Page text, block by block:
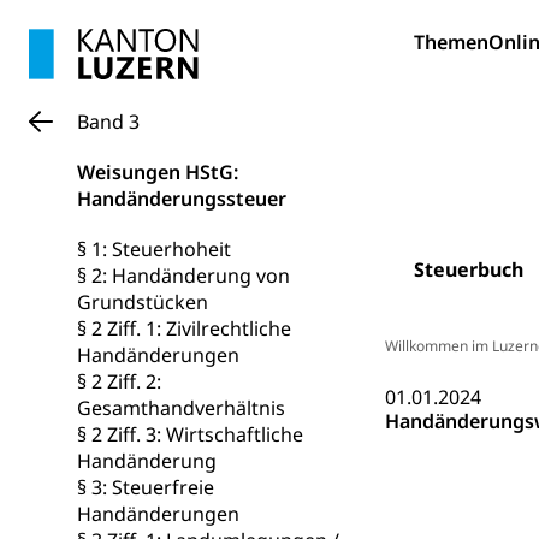
Themen
Steuerbuch
Band 3
Weisungen HStG:
Handänderungssteuer
§ 1: Steuerhoheit
§ 2: Handänderung von
Grundstücken
§ 2 Ziff. 1: Zivilrechtliche
Handänderungen
§ 2 Ziff. 2:
Gesamthandverhältnis
§ 2 Ziff. 3: Wirtschaftliche
Handänderung
§ 3: Steuerfreie
Handänderungen
Willkommen im
01.01.2024
Berufslehre
Studium,
Campus Horw
Mittelschulen